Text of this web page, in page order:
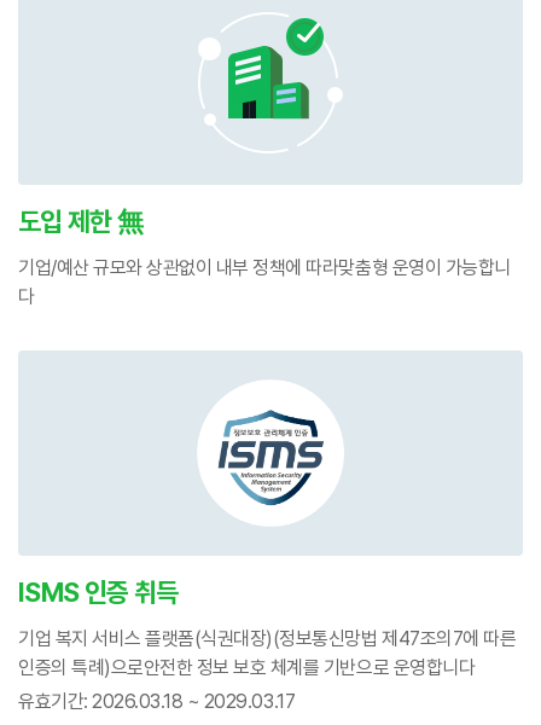
도입 제한 無
기업/예산 규모와 상관없이 내부 정책에 따라맞춤형 운영이 가능합니
다
ISMS 인증 취득
기업 복지 서비스 플랫폼(식권대장)(정보통신망법 제47조의7에 따른
인증의 특례)으로안전한 정보 보호 체계를 기반으로 운영합니다
유효기간: 2026.03.18 ~ 2029.03.17